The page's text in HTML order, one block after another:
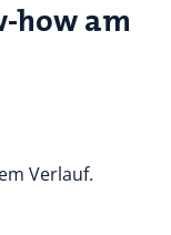
how am